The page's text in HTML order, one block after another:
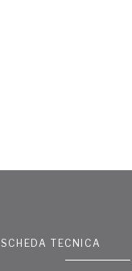
SCHEDA TECNICA